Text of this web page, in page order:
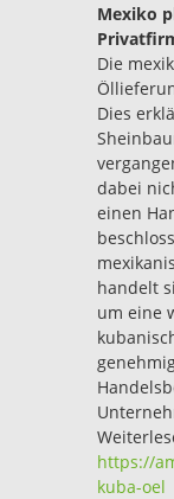
Mexiko
Die
Dies
dabei
einen
handelt
um eine
https://
kuba-oel